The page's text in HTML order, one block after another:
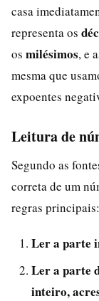
casa
representa os
os milésimos, e
mesma que
expoentes
Leitura de
Segundo as
correta de um
regras principais:
Ler a parte
Ler a parte
inteiro,